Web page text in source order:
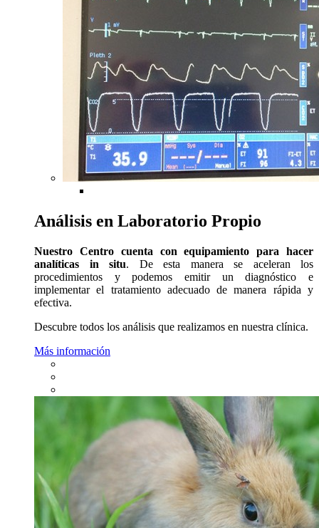
Análisis en Laboratorio Propio
Nuestro Centro cuenta con equipamiento para hacer
analíticas in situ. De esta manera se aceleran los
procedimientos y podemos emitir un diagnóstico e
implementar el tratamiento adecuado de manera rápida y
efectiva.
Descubre todos los análisis que realizamos en nuestra clínica.
Más información